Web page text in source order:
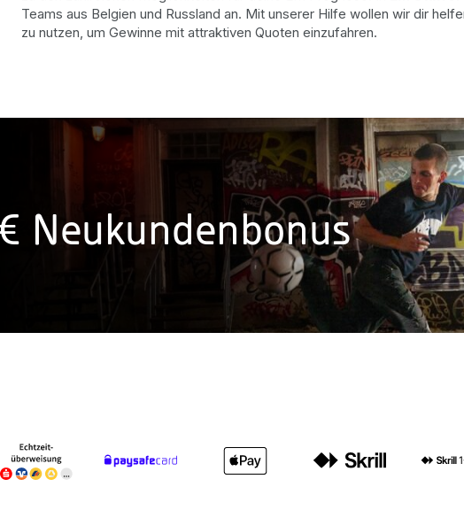
Teams aus Belgien und Russland an. Mit unserer Hilfe wollen wir dir
zu nutzen, um Gewinne mit attraktiven Quoten einzufahren.
Neukundenbonus